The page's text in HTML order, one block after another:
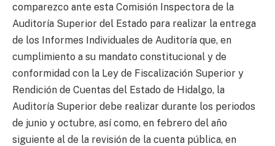
comparezco ante esta Comisión Inspectora de la
Auditoría Superior del Estado para realizar la entrega
de los Informes Individuales de Auditoría que, en
cumplimiento a su mandato constitucional y de
conformidad con la Ley de Fiscalización Superior y
Rendición de Cuentas del Estado de Hidalgo, la
Auditoría Superior debe realizar durante los periodos
de junio y octubre, así como, en febrero del año
siguiente al de la revisión de la cuenta pública, en